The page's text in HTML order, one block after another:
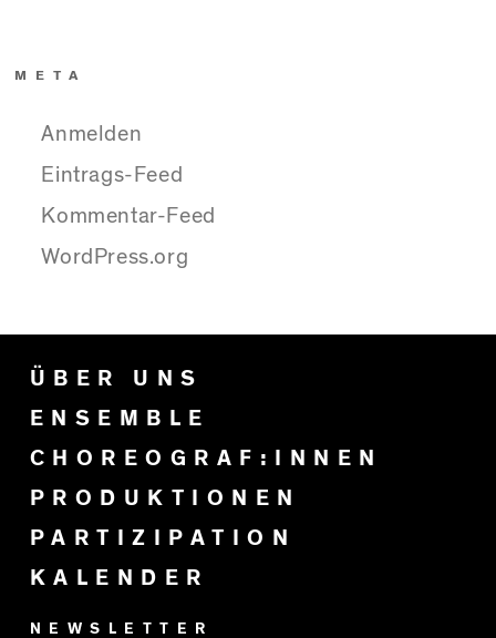
META
Anmelden
Eintrags-Feed
Kommentar-Feed
WordPress.org
ÜBER UNS
ENSEMBLE
CHOREOGRAF:INNEN
PRODUKTIONEN
PARTIZIPATION
KALENDER
NEWSLETTER